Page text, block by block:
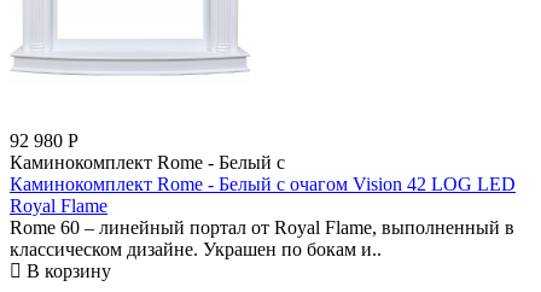
92 980 Р
Каминокомплект Rome - Белый с
Каминокомплект Rome - Белый с очагом Vision 42 LOG LED
Royal Flame
Rome 60 – линейный портал от Royal Flame, выполненный в
классическом дизайне. Украшен по бокам и..
В корзину